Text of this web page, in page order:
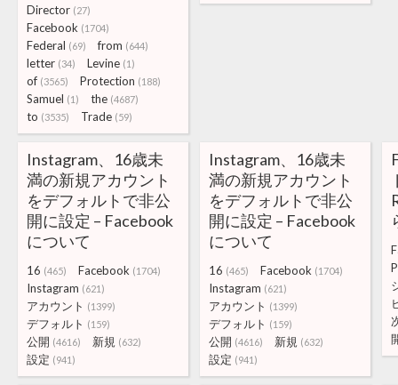
Director (27)
Facebook (1704)
Federal (69) from (644)
letter (34) Levine (1)
of (3565) Protection (188)
Samuel (1) the (4687)
to (3535) Trade (59)
Instagram、16歳未
満の新規アカウント
をデフォルトで非公
開に設定 – Facebook
について
16 (465) Facebook (1704)
Instagram (621)
アカウント (1399)
デフォルト (159)
公開 (4616) 新規 (632)
設定 (941)
Instagram、16歳未
満の新規アカウント
をデフォルトで非公
開に設定 – Facebook
について
16 (465) Facebook (1704)
Instagram (621)
アカウント (1399)
デフォルト (159)
公開 (4616) 新規 (632)
設定 (941)